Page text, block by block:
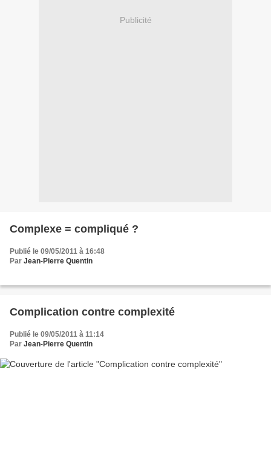
Publicité
Complexe = compliqué ?
Publié le 09/05/2011 à 16:48
Par Jean-Pierre Quentin
Complication contre complexité
Publié le 09/05/2011 à 11:14
Par Jean-Pierre Quentin